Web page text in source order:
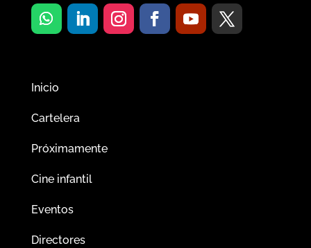
Inicio
Cartelera
Próximamente
Cine infantil
Eventos
Directores